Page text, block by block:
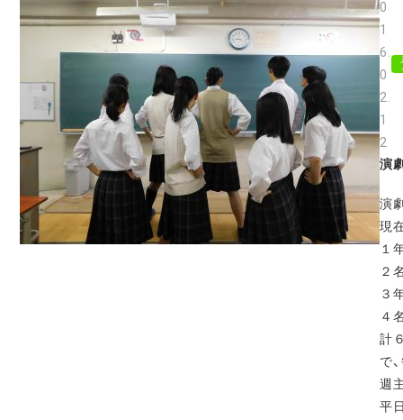
0
1
6.
0
2.
1
2
演
演
現
１
２
３
４
計
で
週
平